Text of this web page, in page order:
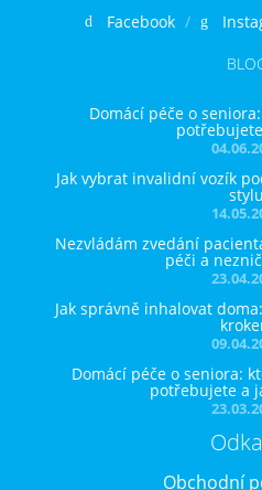
Facebook
Domácí péče o
Jak vybrat invalidní vozík
stylu
Nezvládám zvedání
péči a
Jak správně inhalovat
Domácí péče o seniora:
potřebujete a
Obchodní